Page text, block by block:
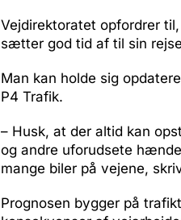
Vejdirektoratet opfordrer
sætter god tid af til sin
Man kan holde sig
P4 Trafik.
– Husk, at der altid kan
og andre uforudsete
mange biler på vejene,
Prognosen bygger på